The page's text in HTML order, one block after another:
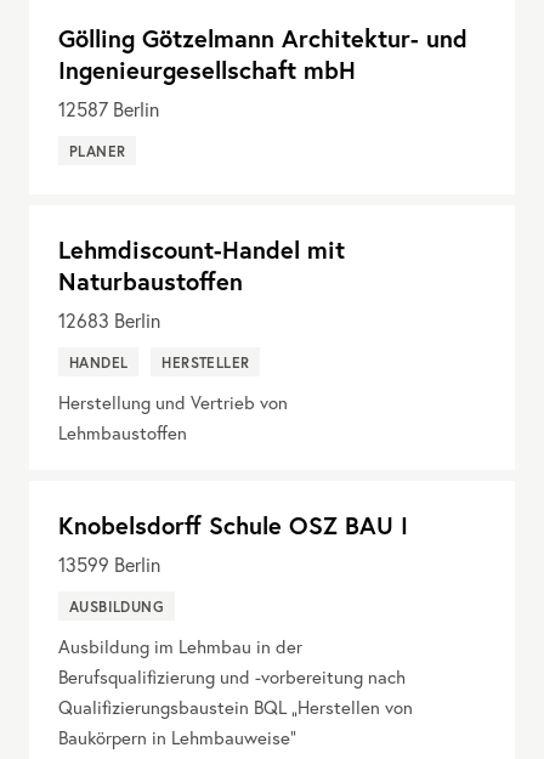
Gölling Götzelmann Architektur- und
Ingenieurgesellschaft mbH
12587 Berlin
PLANER
Lehmdiscount-Handel mit
Naturbaustoffen
12683 Berlin
HANDEL HERSTELLER
Herstellung und Vertrieb von
Lehmbaustoffen
Knobelsdorff Schule OSZ BAU I
13599 Berlin
AUSBILDUNG
Ausbildung im Lehmbau in der
Berufsqualifizierung und -vorbereitung nach
Qualifizierungsbaustein BQL „Herstellen von
Baukörpern in Lehmbauweise“